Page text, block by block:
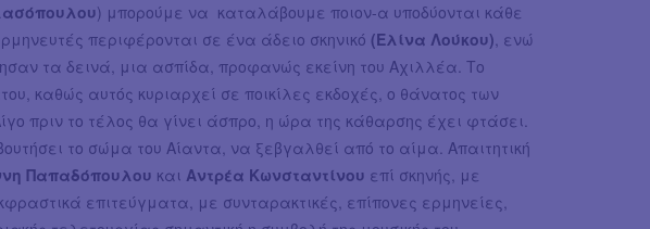
) μπορούμε να καταλάβουμε ποιον-α υποδύονται κάθε
περιφέρονται σε ένα άδειο σκηνικό (Ελίνα Λούκου), ενώ
τα δεινά, μια ασπίδα, προφανώς εκείνη του Αχιλλέα. Το
καθώς αυτός κυριαρχεί σε ποικίλες εκδοχές, ο θάνατος των
πριν το τέλος θα γίνει άσπρο, η ώρα της κάθαρσης έχει φτάσει.
το σώμα του Αίαντα, να ξεβγαλθεί από το αίμα. Απαιτητική
Παπαδόπουλου και Αντρέα Κωνσταντίνου επί σκηνής, με
επιτεύγματα, με συνταρακτικές, επίπονες ερμηνείες,